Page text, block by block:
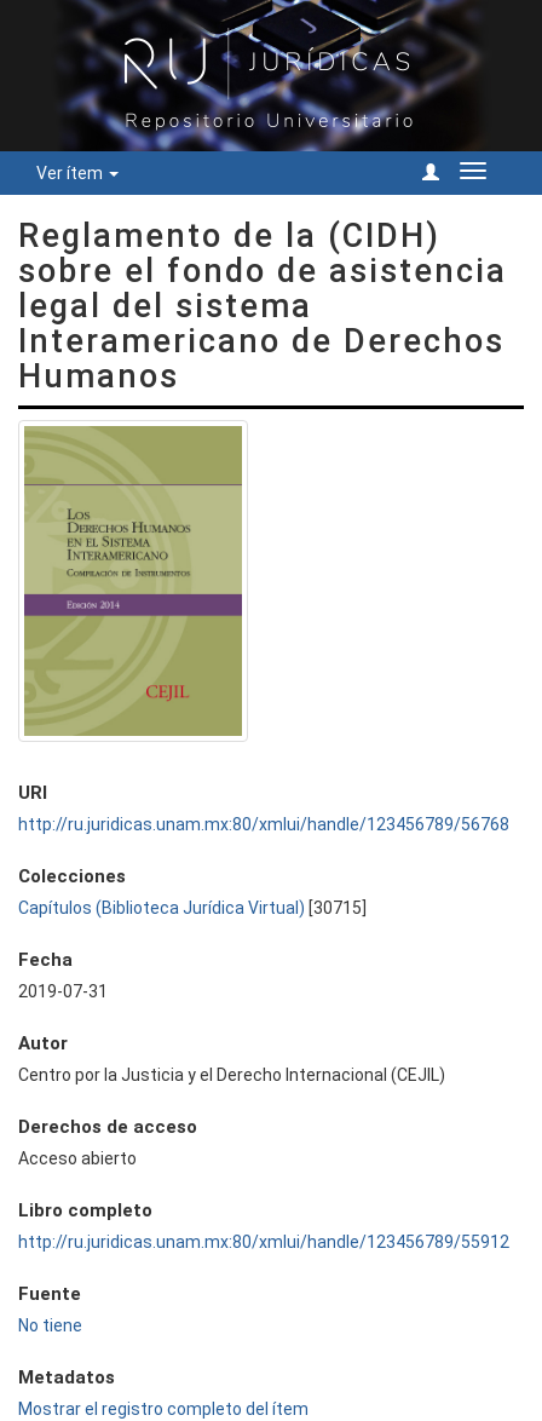
Ver ítem
Cambiar
Reglamento de la (CIDH)
sobre el fondo de asistencia
legal del sistema
Interamericano de Derechos
Humanos
URI
http://ru.juridicas.unam.mx:80/xmlui/handle/123456789/56768
Colecciones
Capítulos (Biblioteca Jurídica Virtual) [30715]
Fecha
2019-07-31
Autor
Centro por la Justicia y el Derecho Internacional (CEJIL)
Derechos de acceso
Acceso abierto
Libro completo
http://ru.juridicas.unam.mx:80/xmlui/handle/123456789/55912
Fuente
No tiene
Metadatos
Mostrar el registro completo del ítem